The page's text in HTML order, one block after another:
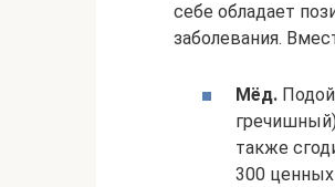
себе обладает
заболевания.
Мёд.
также
300